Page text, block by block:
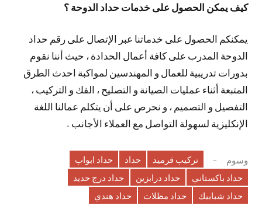
كيف يمكن الحصول على خدمات حداد الدوحة ؟
يمكنكم الحصول على خدماتنا عبر الإتصال على رقم حداد
الدوحة المدرب على كافة أعمال الحدادة ، حيث أننا نقوم
بدورات تدريبية للعمال و المهندسين لمواكبة احدث الطرق
المتبعة أثناء عمليات الصيانة و التصليح ، الفك و التركيب ،
التفصيل و التصميم ، و نحرص على أن يتكلم عمالنا اللغة
الإنكليزية لسهولة التواصل مع العملاء الأجانب .
وسوم تركيب قرميد حداد
حداد ابواب
حداد باكستاني
حداد درابزين
حداد درج حديد
حداد شبابيك
حداد مظلات حداد هندي